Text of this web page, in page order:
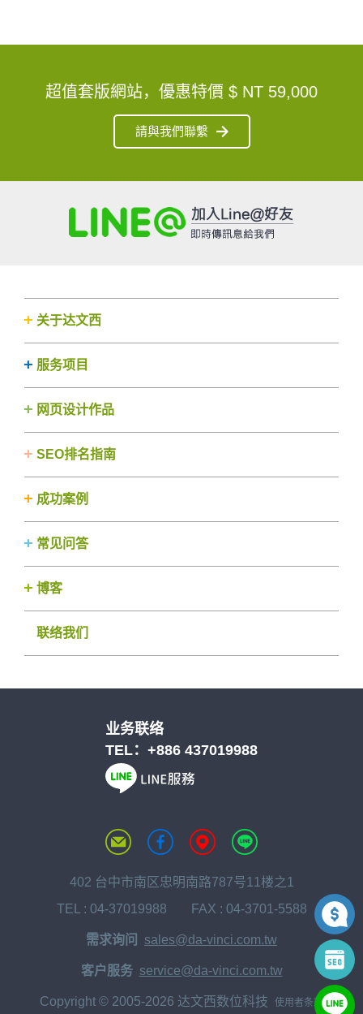
超值套版網站，優惠特價 $ NT 59,000
請與我們聯繫
关于达文西
服务项目
网页设计作品
SEO排名指南
成功案例
常见问答
博客
联络我们
业务联络
TEL： +886 437019988
402 台中市南区忠明南路787号11楼之1
TEL : 04-37019988 FAX : 04-3701-5588
需求询问 sales@da-vinci.com.tw
客户服务 service@da-vinci.com.tw
Copyright © 2005-2026 达文西数位科技 使用者条款